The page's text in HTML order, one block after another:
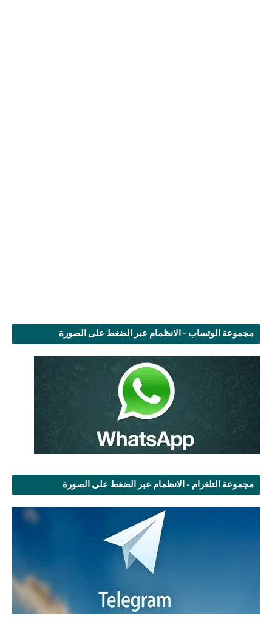
مجموعة الوتساب - الانظمام عبر الضغط على الصورة
مجموعة التلغرام - الانظمام عبر الضغط على الصورة